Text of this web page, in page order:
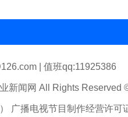
| 值班qq:11925386
新闻网 All Rights Reserved
广播电视节目制作经营许可